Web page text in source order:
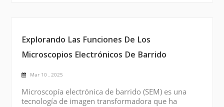
Explorando Las Funciones De Los
Microscopios Electrónicos De Barrido
Mar 10 , 2025
Microscopía electrónica de barrido (SEM) es una
tecnología de imagen transformadora que ha